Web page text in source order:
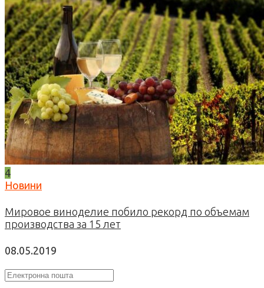
4
Новини
Мировое виноделие побило рекорд по объемам
производства за 15 лет
08.05.2019